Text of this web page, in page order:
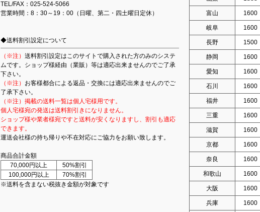
TEL/FAX：025-524-5066
営業時間：8：30～19：00（日曜、第二・四土曜日定休）
◆送料割引設定について
（※注） 送料割引設定はこのサイトで購入された方のみのシステ
ムです。ショップ様経由（業販）等は適応出来ませんのでご了承
下さい。
（※注） お客様都合による返品・交換には適応出来ませんのでご
了承下さい。
（※注）掲載の送料一覧は個人宅様用です。
個人宅様宛の発送は送料割引きになりません。
ショップ様や業者様宛ですと送料が安くなりますし、割引も適応
できます。
運送会社様の持ち帰りや不在対応にご協力をお願い致します。
商品合計金額
70,000円以上
50%割引
100,000円以上
70%割引
※送料を含まない税抜き金額が対象です
富山 1600
岐阜 1600
長野 1500
静岡 1600
愛知 1600
石川 1600
福井 1600
三重 1600
滋賀 1600
京都 1600
奈良 1600
和歌山 1600
大阪 1600
兵庫 1600